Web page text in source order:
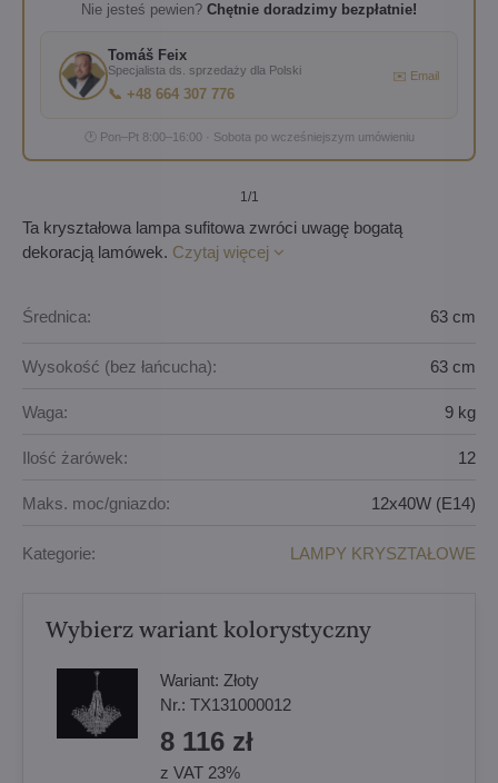
Nie jesteś pewien? Chętnie doradzimy bezpłatnie!
Tomáš Feix
Specjalista ds. sprzedaży dla Polski
📞 +48 664 307 776
✉️ Email
🕐 Pon–Pt 8:00–16:00 · Sobota po wcześniejszym umówieniu
1/1
Ta kryształowa lampa sufitowa zwróci uwagę bogatą
dekoracją lamówek. Czytaj więcej
Średnica: 63 cm
Wysokość (bez łańcucha): 63 cm
Waga: 9 kg
Ilość żarówek: 12
Maks. moc/gniazdo: 12x40W (E14)
Kategorie: LAMPY KRYSZTAŁOWE
Wybierz wariant kolorystyczny
Wariant: Złoty
Nr.: TX131000012
8 116 zł
z VAT 23%